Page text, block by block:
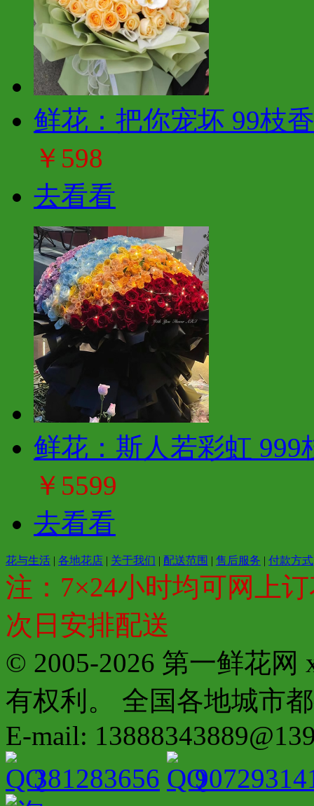
鲜花：把你宠坏 99枝
￥598
去看看
鲜花：斯人若彩虹 999
￥5599
去看看
花与生活 | 各地花店 | 关于我们 | 配送范围 | 售后服务 | 付款方式
注：7×24小时均可网上
次日安排配送
© 2005-2026 第一鲜花网
有权利。 全国各地城市
E-mail:
381283656